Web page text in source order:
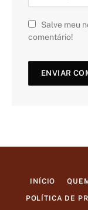
Salve meu
comentário!
INÍCIO
POLÍTICA DE